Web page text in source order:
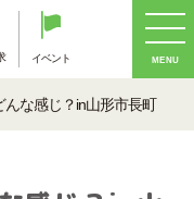
イベント MENU
んな感じ？in山形市長町